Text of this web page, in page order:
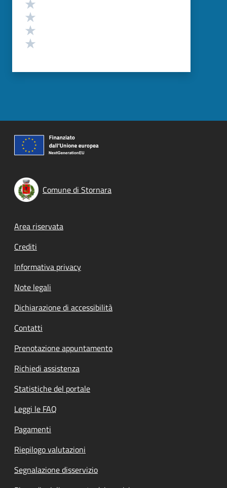
Comune di Stornara
Footer menu
Area riservata
Crediti
Informativa privacy
Note legali
Dichiarazione di accessibilità
Contatti
Prenotazione appuntamento
Richiedi assistenza
Statistiche del portale
Leggi le FAQ
Pagamenti
Riepilogo valutazioni
Segnalazione disservizio